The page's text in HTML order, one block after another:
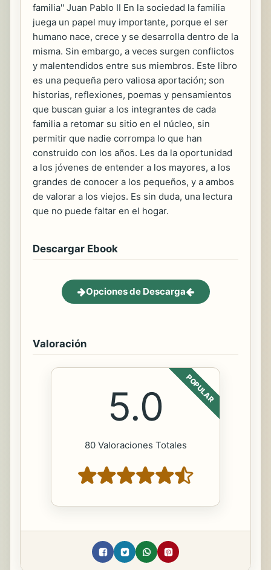
familia'' Juan Pablo II En la sociedad la familia
juega un papel muy importante, porque el ser
humano nace, crece y se desarrolla dentro de la
misma. Sin embargo, a veces surgen conflictos
y malentendidos entre sus miembros. Este libro
es una pequeña pero valiosa aportación; son
historias, reflexiones, poemas y pensamientos
que buscan guiar a los integrantes de cada
familia a retomar su sitio en el núcleo, sin
permitir que nadie corrompa lo que han
construido con los años. Les da la oportunidad
a los jóvenes de entender a los mayores, a los
grandes de conocer a los pequeños, y a ambos
de valorar a los viejos. Es sin duda, una lectura
que no puede faltar en el hogar.
Descargar Ebook
Opciones de Descarga
Valoración
POPULAR
5.0
80 Valoraciones Totales